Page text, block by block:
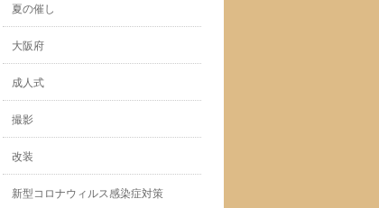
夏の催し
大阪府
成人式
撮影
改装
新型コロナウィルス感染症対策